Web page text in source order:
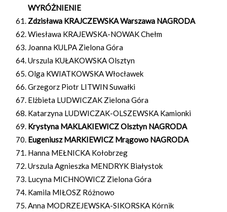
WYRÓŻNIENIE
Zdzisława KRAJCZEWSKA Warszawa NAGRODA
Wiesława KRAJEWSKA-NOWAK Chełm
Joanna KULPA Zielona Góra
Urszula KUŁAKOWSKA Olsztyn
Olga KWIATKOWSKA Włocławek
Grzegorz Piotr LITWIN Suwałki
Elżbieta LUDWICZAK Zielona Góra
Katarzyna LUDWICZAK-OLSZEWSKA Kamionki
Krystyna MAKLAKIEWICZ Olsztyn NAGRODA
Eugeniusz MARKIEWICZ Mrągowo NAGRODA
Hanna MEŁNICKA Kołobrzeg
Urszula Agnieszka MENDRYK Białystok
Lucyna MICHNOWICZ Zielona Góra
Kamila MIŁOSZ Różnowo
Anna MODRZEJEWSKA-SIKORSKA Kórnik